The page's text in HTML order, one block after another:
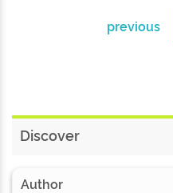
previous
Discover
Author